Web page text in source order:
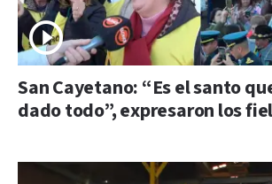
San Cayetano: “Es el santo
dado todo”, expresaron los